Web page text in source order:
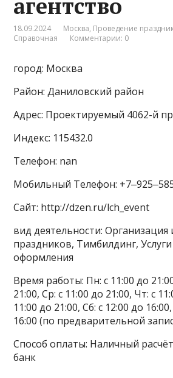
агентство
18.09.2024 Москва, Проведение
Справочная
Комментарии: 0
город: Москва
Район: Даниловский район
Адрес: Проектируемый 4062-й
Индекс: 115432.0
Телефон: nan
Мобильный Телефон:
Сайт: http://dzen.ru/lch_event
вид деятельности:
праздников, Тимбилдинг,
оформления
Время работы: Пн: с 11:00 до
21:00, Ср: с 11:00 до 21:00, Чт: с
11:00 до 21:00, Сб: с 12:00 до
16:00 (по предварительной
Способ оплаты: Наличный
банк